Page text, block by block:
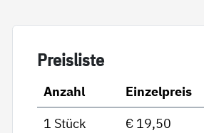
Preis­lis­te
Anzahl Einzelpreis
1 Stück
€ 19,50